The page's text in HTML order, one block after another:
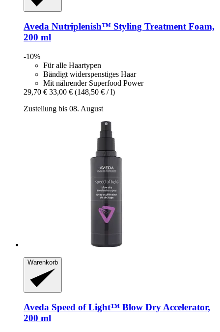
Aveda Nutriplenish™ Styling Treatment Foam,
200 ml
-10%
Für alle Haartypen
Bändigt widerspenstiges Haar
Mit nährender Superfood Power
29,70 € 33,00 € (148,50 € / l)
Zustellung bis 08. August
Warenkorb
Aveda Speed of Light™ Blow Dry Accelerator,
200 ml